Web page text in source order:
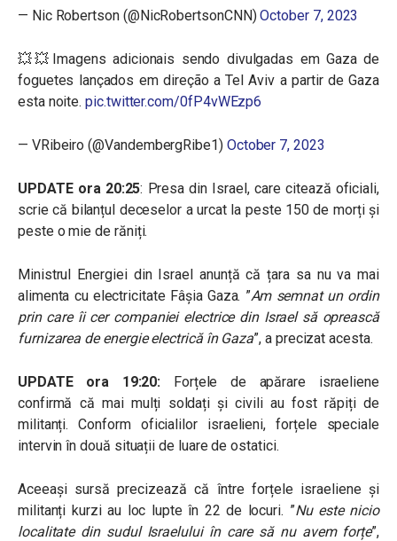
— Nic Robertson (@NicRobertsonCNN)October 7, 2023
💥💥Imagens adicionais sendo divulgadas em Gaza de
foguetes lançados em direção a Tel Aviv a partir de Gaza
esta noite.pic.twitter.com/0fP4vWEzp6
— VRibeiro (@VandembergRibe1) October 7, 2023
UPDATE ora 20:25: Presa din Israel, care citează oficiali,
scrie că bilanțul deceselor a urcat la peste 150 de morți și
peste o mie de răniți.
Ministrul Energiei din Israel anunță că țara sa nu va mai
alimenta cu electricitate Fâșia Gaza. ”Am semnat un ordin
prin care îi cer companiei electrice din Israel să oprească
furnizarea de energie electrică în Gaza”, a precizat acesta.
UPDATE ora 19:20: Forțele de apărare israeliene
confirmă că mai mulți soldați și civili au fost răpiți de
militanți. Conform oficialilor israelieni, forțele speciale
intervin în două situații de luare de ostatici.
Aceeași sursă precizează că între forțele israeliene și
militanți kurzi au loc lupte în 22 de locuri. ”Nu este nicio
localitate din sudul Israelului în care să nu avem forțe”,